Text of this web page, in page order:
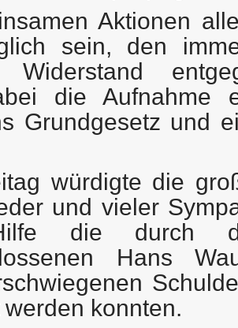
Aktionen
sein, den
Widerstand
die Aufnahme
Grundgesetz und
würdigte die
und vieler
die durch
Hans
konnten.